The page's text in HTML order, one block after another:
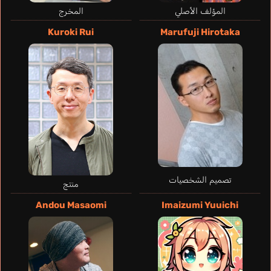
المؤلف الأصلي المخرج
Marufuji Hirotaka
تصميم الشخصيات
Kuroki Rui
منتج
Imaizumi Yuuichi
Andou Masaomi
Announcer
Black Hole
Miyata Toshiya